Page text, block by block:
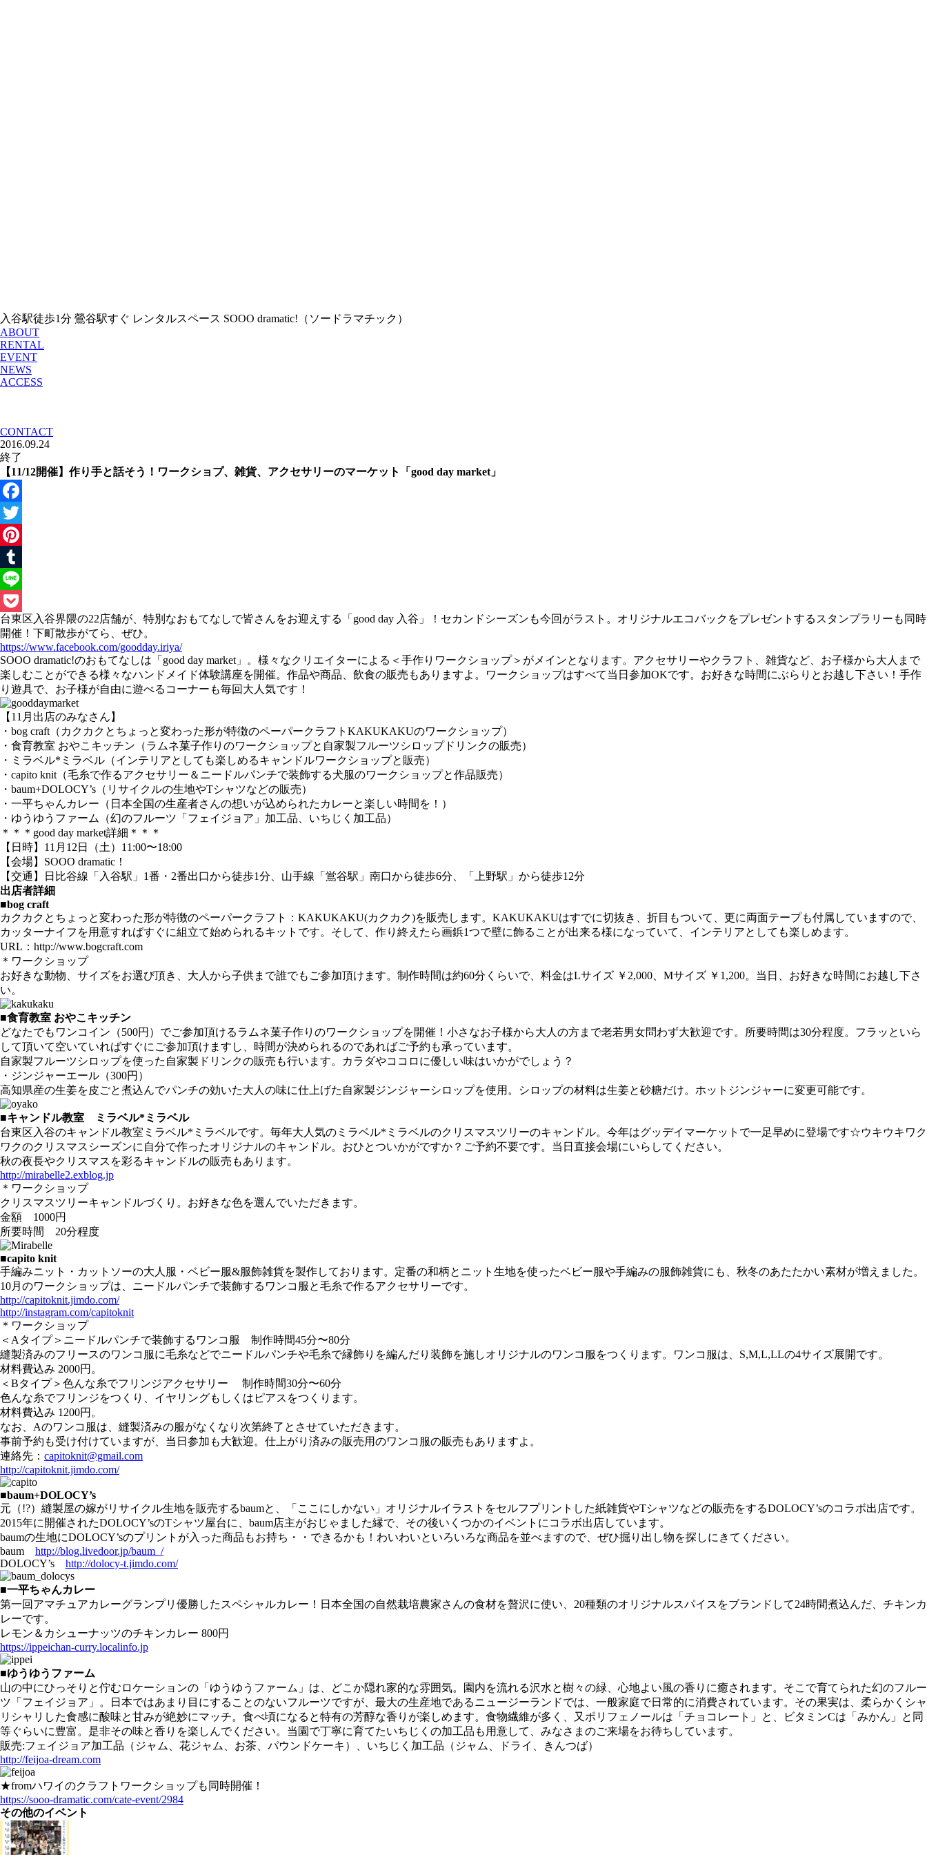
入谷駅徒歩1分 鶯谷駅すぐ レンタルスペース SOOO dramatic!（ソードラマチック）
ABOUT
RENTAL
EVENT
NEWS
ACCESS
CONTACT
2016.09.24
終了
【11/12開催】作り手と話そう！ワークショプ、雑貨、アクセサリーのマーケット「good day market」
Facebook
Twitter
Pinterest
Tumblr
Line
Pocket
台東区入谷界隈の22店舗が、特別なおもてなしで皆さんをお迎えする「good day 入谷」！セカンドシーズンも今回がラスト。オリジナルエコバックをプレゼントするスタンプラリーも同時
開催！下町散歩がてら、ぜひ。
https://www.facebook.com/goodday.iriya/
SOOO dramatic!のおもてなしは「good day market」。様々なクリエイターによる＜手作りワークショップ＞がメインとなります。アクセサリーやクラフト、雑貨など、お子様から大人まで
楽しむことができる様々なハンドメイド体験講座を開催。作品や商品、飲食の販売もありますよ。ワークショップはすべて当日参加OKです。お好きな時間にぶらりとお越し下さい！手作
り遊具で、お子様が自由に遊べるコーナーも毎回大人気です！
【11月出店のみなさん】
・bog craft（カクカクとちょっと変わった形が特徴のペーパークラフトKAKUKAKUのワークショップ）
・食育教室 おやこキッチン（ラムネ菓子作りのワークショップと自家製フルーツシロップドリンクの販売）
・ミラベル*ミラベル（インテリアとしても楽しめるキャンドルワークショップと販売）
・capito knit（毛糸で作るアクセサリー＆ニードルパンチで装飾する犬服のワークショップと作品販売）
・baum+DOLOCY’s（リサイクルの生地やTシャツなどの販売）
・一平ちゃんカレー（日本全国の生産者さんの想いが込められたカレーと楽しい時間を！）
・ゆうゆうファーム（幻のフルーツ「フェイジョア」加工品、いちじく加工品）
＊＊＊good day market詳細＊＊＊
【日時】11月12日（土）11:00〜18:00
【会場】SOOO dramatic！
【交通】日比谷線「入谷駅」1番・2番出口から徒歩1分、山手線「鴬谷駅」南口から徒歩6分、「上野駅」から徒歩12分
出店者詳細
■bog craft
カクカクとちょっと変わった形が特徴のペーパークラフト：KAKUKAKU(カクカク)を販売します。KAKUKAKUはすでに切抜き、折目もついて、更に両面テープも付属していますので、
カッターナイフを用意すればすぐに組立て始められるキットです。そして、作り終えたら画鋲1つで壁に飾ることが出来る様になっていて、インテリアとしても楽しめます。
URL：http://www.bogcraft.com
＊ワークショップ
お好きな動物、サイズをお選び頂き、大人から子供まで誰でもご参加頂けます。制作時間は約60分くらいで、料金はLサイズ ￥2,000、Mサイズ ￥1,200。当日、お好きな時間にお越し下さ
い。
■食育教室 おやこキッチン
どなたでもワンコイン（500円）でご参加頂けるラムネ菓子作りのワークショップを開催！小さなお子様から大人の方まで老若男女問わず大歓迎です。所要時間は30分程度。フラッといら
して頂いて空いていればすぐにご参加頂けますし、時間が決められるのであればご予約も承っています。
自家製フルーツシロップを使った自家製ドリンクの販売も行います。カラダやココロに優しい味はいかがでしょう？
・ジンジャーエール（300円）
高知県産の生姜を皮ごと煮込んでパンチの効いた大人の味に仕上げた自家製ジンジャーシロップを使用。シロップの材料は生姜と砂糖だけ。ホットジンジャーに変更可能です。
■キャンドル教室 ミラベル*ミラベル
台東区入谷のキャンドル教室ミラベル*ミラベルです。毎年大人気のミラベル*ミラベルのクリスマスツリーのキャンドル。今年はグッデイマーケットで一足早めに登場です☆ウキウキワク
ワクのクリスマスシーズンに自分で作ったオリジナルのキャンドル。おひとついかがですか？ご予約不要です。当日直接会場にいらしてください。
秋の夜長やクリスマスを彩るキャンドルの販売もあります。
http://mirabelle2.exblog.jp
＊ワークショップ
クリスマスツリーキャンドルづくり。お好きな色を選んでいただきます。
金額 1000円
所要時間 20分程度
■capito knit
手編みニット・カットソーの大人服・ベビー服&服飾雑貨を製作しております。定番の和柄とニット生地を使ったベビー服や手編みの服飾雑貨にも、秋冬のあたたかい素材が増えました。
10月のワークショップは、ニードルパンチで装飾するワンコ服と毛糸で作るアクセサリーです。
http://capitoknit.jimdo.com/
http://instagram.com/capitoknit
＊ワークショップ
＜Aタイプ＞ニードルパンチで装飾するワンコ服 制作時間45分〜80分
縫製済みのフリースのワンコ服に毛糸などでニードルパンチや毛糸で縁飾りを編んだり装飾を施しオリジナルのワンコ服をつくります。ワンコ服は、S,M,L,LLの4サイズ展開です。
材料費込み 2000円。
＜Bタイプ＞色んな糸でフリンジアクセサリー 制作時間30分〜60分
色んな糸でフリンジをつくり、イヤリングもしくはピアスをつくります。
材料費込み 1200円。
なお、Aのワンコ服は、縫製済みの服がなくなり次第終了とさせていただきます。
事前予約も受け付けていますが、当日参加も大歓迎。仕上がり済みの販売用のワンコ服の販売もありますよ。
連絡先： capitoknit@gmail.com
http://capitoknit.jimdo.com/
■baum+DOLOCY’s
元（!?）縫製屋の嫁がリサイクル生地を販売するbaumと、「ここにしかない」オリジナルイラストをセルフプリントした紙雑貨やTシャツなどの販売をするDOLOCY’sのコラボ出店です。
2015年に開催されたDOLOCY’sのTシャツ屋台に、baum店主がおじゃました縁で、その後いくつかのイベントにコラボ出店しています。
baumの生地にDOLOCY’sのプリントが入った商品もお持ち・・できるかも！わいわいといろいろな商品を並べますので、ぜひ掘り出し物を探しにきてください。
baum http://blog.livedoor.jp/baum_/
DOLOCY’s http://dolocy-t.jimdo.com/
■一平ちゃんカレー
第一回アマチュアカレーグランプリ優勝したスペシャルカレー！日本全国の自然栽培農家さんの食材を贅沢に使い、20種類のオリジナルスパイスをブランドして24時間煮込んだ、チキンカ
レーです。
レモン＆カシューナッツのチキンカレー 800円
https://ippeichan-curry.localinfo.jp
■ゆうゆうファーム
山の中にひっそりと佇むロケーションの「ゆうゆうファーム」は、どこか隠れ家的な雰囲気。園内を流れる沢水と樹々の緑、心地よい風の香りに癒されます。そこで育てられた幻のフルー
ツ「フェイジョア」。日本ではあまり目にすることのないフルーツですが、最大の生産地であるニュージーランドでは、一般家庭で日常的に消費されています。その果実は、柔らかくシャ
リシャリした食感に酸味と甘みが絶妙にマッチ。食べ頃になると特有の芳醇な香りが楽しめます。食物繊維が多く、又ポリフェノールは「チョコレート」と、ビタミンCは「みかん」と同
等ぐらいに豊富。是非その味と香りを楽しんでください。当園で丁寧に育てたいちじくの加工品も用意して、みなさまのご来場をお待ちしています。
販売:フェイジョア加工品（ジャム、花ジャム、お茶、パウンドケーキ）、いちじく加工品（ジャム、ドライ、きんつば）
http://feijoa-dream.com
★fromハワイのクラフトワークショップも同時開催！
https://sooo-dramatic.com/cate-event/2984
その他のイベント